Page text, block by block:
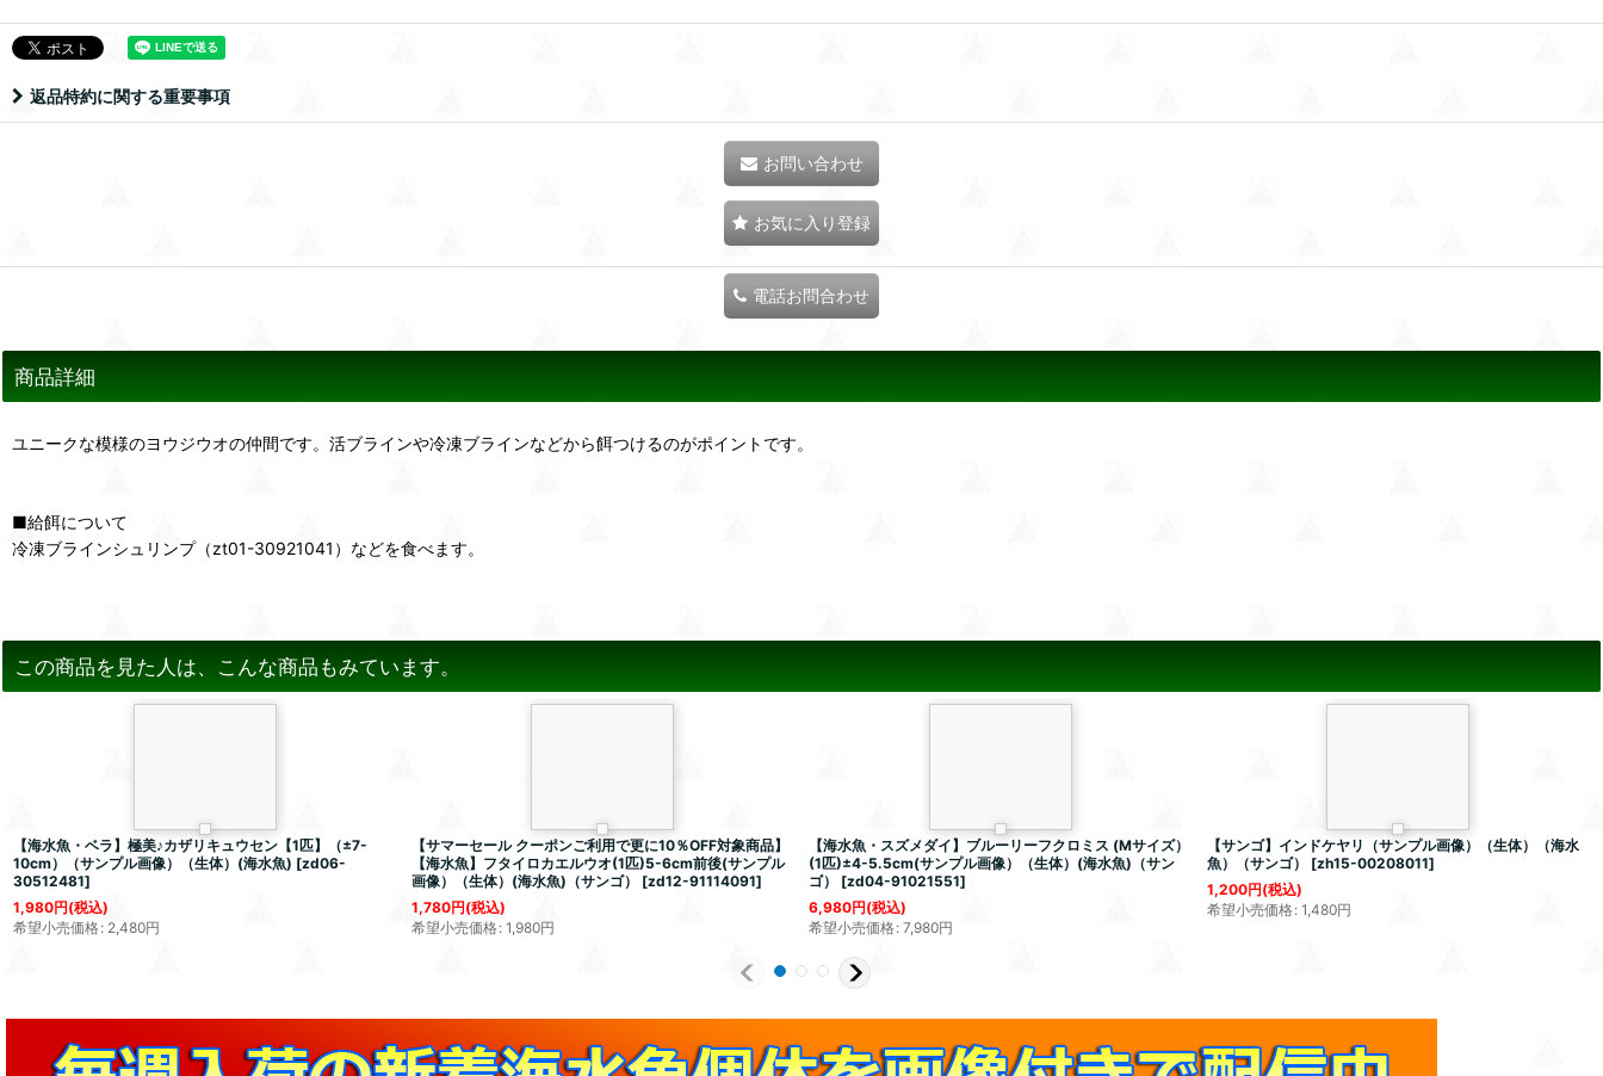
返品特約に関する重要事項
お問い合わせ
お気に入り登録
電話お問合わせ
商品詳細
ユニークな模様のヨウジウオの仲間です。活ブラインや冷凍ブラインなどから餌つけるのがポイントです。
■給餌について
冷凍ブラインシュリンプ（zt01-30921041）などを食べます。
この商品を見た人は、こんな商品もみています。
【海水魚・ベラ】極美♪カザリキュウセン【1匹】（±7-
10cm）（サンプル画像）（生体）(海水魚) [zd06-
30512481]
1,980円(税込)
希望小売価格: 2,480円
【サマーセール クーポンご利用で更に10％OFF対象商品】
【海水魚】フタイロカエルウオ(1匹)5-6cm前後(サンプル
画像）（生体）(海水魚)（サンゴ）
[zd12-91114091]
1,780円(税込)
希望小売価格: 1,980円
【海水魚・スズメダイ】ブルーリーフクロミス (Mサイズ）
(1匹)±4-5.5cm(サンプル画像）（生体）(海水魚)（サン
ゴ）
[zd04-91021551]
6,980円(税込)
希望小売価格: 7,980円
【サンゴ】インドケヤリ（サンプル画像）（生体）（海水
魚）（サンゴ）
[zh15-00208011]
1,200円(税込)
希望小売価格: 1,480円